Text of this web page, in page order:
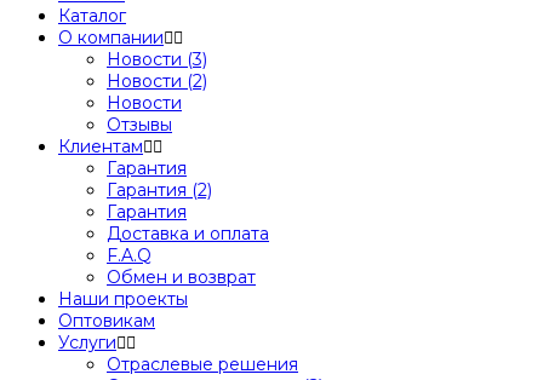
Каталог
О компании
Новости (3)
Новости (2)
Новости
Отзывы
Клиентам
Гарантия
Гарантия (2)
Гарантия
Доставка и оплата
F.A.Q
Обмен и возврат
Наши проекты
Оптовикам
Услуги
Отраслевые решения